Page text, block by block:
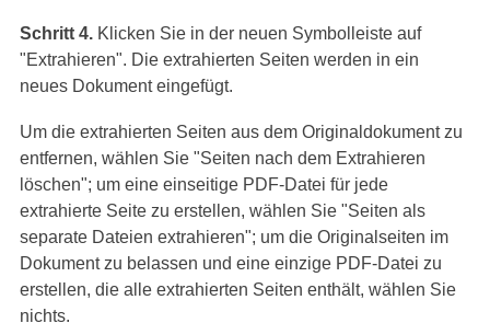
Schritt 4.Klicken Sie in der neuen Symbolleiste auf
"Extrahieren". Die extrahierten Seiten werden in ein
neues Dokument eingefügt.
Um die extrahierten Seiten aus dem Originaldokument zu
entfernen, wählen Sie "Seiten nach dem Extrahieren
löschen"; um eine einseitige PDF-Datei für jede
extrahierte Seite zu erstellen, wählen Sie "Seiten als
separate Dateien extrahieren"; um die Originalseiten im
Dokument zu belassen und eine einzige PDF-Datei zu
erstellen, die alle extrahierten Seiten enthält, wählen Sie
nichts.